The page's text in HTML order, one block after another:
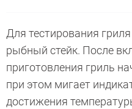
Для тестирования
рыбный стейк. После
приготовления гриль
при этом мигает
достижения